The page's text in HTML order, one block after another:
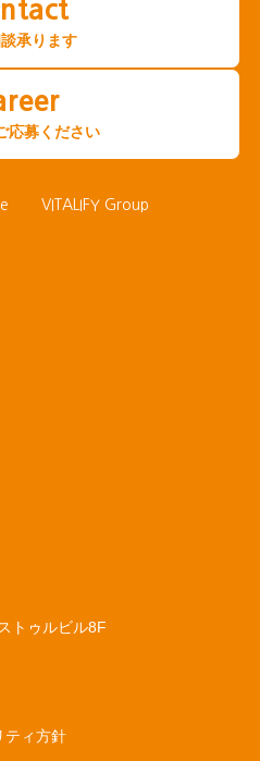
承ります
応募ください
トゥルビル8F
VITALIFY Group
ティ方針